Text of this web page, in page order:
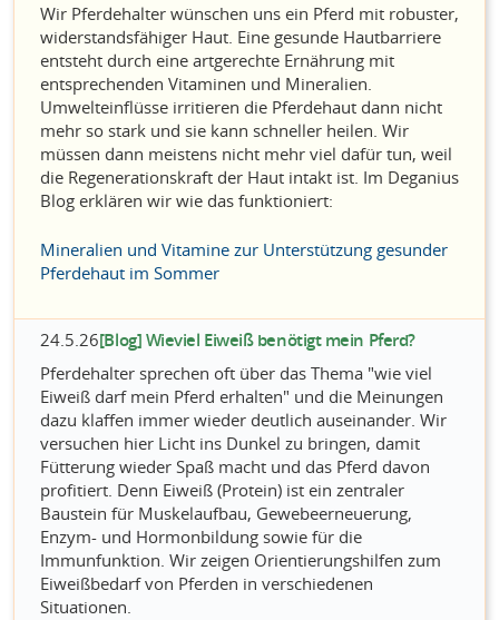
Wir Pferdehalter wünschen uns ein Pferd mit robuster,
widerstandsfähiger Haut. Eine gesunde Hautbarriere
entsteht durch eine artgerechte Ernährung mit
entsprechenden Vitaminen und Mineralien.
Umwelteinflüsse irritieren die Pferdehaut dann nicht
mehr so stark und sie kann schneller heilen. Wir
müssen dann meistens nicht mehr viel dafür tun, weil
die Regenerationskraft der Haut intakt ist. Im Deganius
Blog erklären wir wie das funktioniert:
Mineralien und Vitamine zur Unterstützung gesunder
Pferdehaut im Sommer
24.5.26[Blog] Wieviel Eiweiß benötigt mein Pferd?
Pferdehalter sprechen oft über das Thema "wie viel
Eiweiß darf mein Pferd erhalten" und die Meinungen
dazu klaffen immer wieder deutlich auseinander. Wir
versuchen hier Licht ins Dunkel zu bringen, damit
Fütterung wieder Spaß macht und das Pferd davon
profitiert. Denn Eiweiß (Protein) ist ein zentraler
Baustein für Muskelaufbau, Gewebeerneuerung,
Enzym- und Hormonbildung sowie für die
Immunfunktion. Wir zeigen Orientierungshilfen zum
Eiweißbedarf von Pferden in verschiedenen
Situationen.